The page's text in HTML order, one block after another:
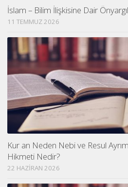
İslam – Bilim İlişkisine Dair
11 TEMMUZ 2026
Kur an Neden Nebi ve Resul
Hikmeti Nedir?
22 HAZIRAN 2026